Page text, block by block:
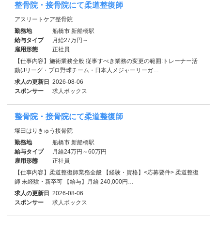
整骨院・接骨院にて柔道整復師
アスリートケア整骨院
勤務地
船橋市 新船橋駅
給与タイプ
月給27万円～
雇用形態
正社員
【仕事内容】施術業務全般 従事すべき業務の変更の範囲:トレーナー活
動(Jリーグ・プロ野球チーム・日本人メジャーリーガ…
求人の更新日 2026-08-06
スポンサー
求人ボックス
整骨院・接骨院にて柔道整復師
塚田はりきゅう接骨院
勤務地
船橋市 新船橋駅
給与タイプ
月給24万円～60万円
雇用形態
正社員
【仕事内容】柔道整復師業務全般 【経験・資格】<応募要件> 柔道整復
師 未経験・新卒可 【給与】月給 240,000円…
求人の更新日 2026-08-06
スポンサー
求人ボックス